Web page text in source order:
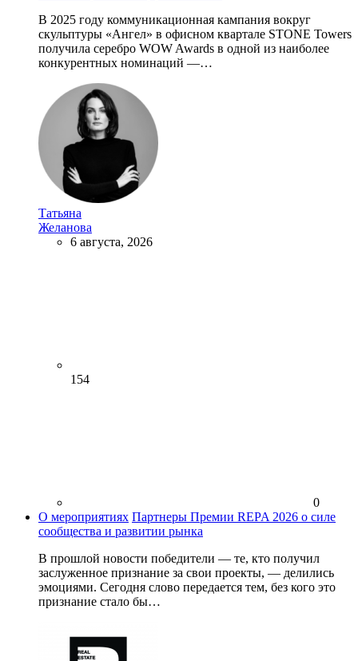
В 2025 году коммуникационная кампания вокруг
скульптуры «Ангел» в офисном квартале STONE Towers
получила серебро WOW Awards в одной из наиболее
конкурентных номинаций —…
Татьяна
Желанова
6 августа, 2026
154
0
О мероприятиях Партнеры Премии REPA 2026 о силе
сообщества и развитии рынка
В прошлой новости победители — те, кто получил
заслуженное признание за свои проекты, — делились
эмоциями. Сегодня слово передается тем, без кого это
признание стало бы…